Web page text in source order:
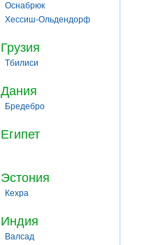
Оснабрюк
Хессиш-Ольдендорф
Грузия
Тбилиси
Дания
Бредебро
Египет
Эстония
Кехра
Индия
Валсад